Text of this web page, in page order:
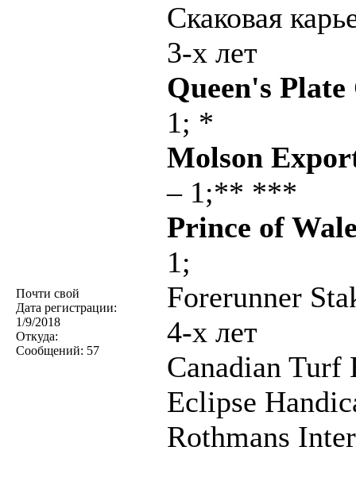
Почти свой
Дата регистрации:
1/9/2018
Откуда:
Сообщений: 57
Скаковая
3-х лет
Queen's Plate
1; *
Molson
– 1;** ***
Prince of
1;
Forerunner
4-х лет
Canadian
Eclipse
Rothmans